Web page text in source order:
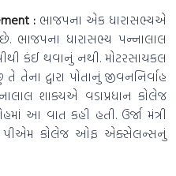
:ભાજપના એક ધારાસભ્યએ
ભાજપના ધારાસભ્ય પન્નાલાલ
કંઈ થવાનું નથી. મોટરસાયકલ
દ્વારા પોતાનું જીવનનિર્વાહ
શાક્યએ વડાપ્રધાન કોલેજ
આ વાત કહી હતી. ઉર્જા મંત્રી
પીએમ કોલેજ ઓફ એક્સેલન્સનું